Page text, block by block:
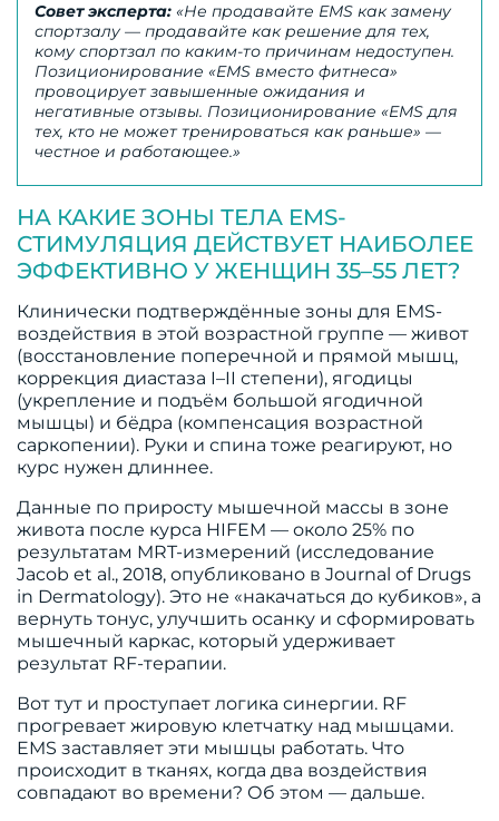
Совет эксперта: «Не продавайте EMS как замену
спортзалу — продавайте как решение для тех,
кому спортзал по каким-то причинам недоступен.
Позиционирование «EMS вместо фитнеса»
провоцирует завышенные ожидания и
негативные отзывы. Позиционирование «EMS для
тех, кто не может тренироваться как раньше» —
честное и работающее.»
НА КАКИЕ ЗОНЫ ТЕЛА EMS-
СТИМУЛЯЦИЯ ДЕЙСТВУЕТ НАИБОЛЕЕ
ЭФФЕКТИВНО У ЖЕНЩИН 35–55 ЛЕТ?
Клинически подтверждённые зоны для EMS-
воздействия в этой возрастной группе — живот
(восстановление поперечной и прямой мышц,
коррекция диастаза I–II степени), ягодицы
(укрепление и подъём большой ягодичной
мышцы) и бёдра (компенсация возрастной
саркопении). Руки и спина тоже реагируют, но
курс нужен длиннее.
Данные по приросту мышечной массы в зоне
живота после курса HIFEM — около 25% по
результатам MRT-измерений (исследование
Jacob et al., 2018, опубликовано в Journal of Drugs
in Dermatology). Это не «накачаться до кубиков», а
вернуть тонус, улучшить осанку и сформировать
мышечный каркас, который удерживает
результат RF-терапии.
Вот тут и проступает логика синергии. RF
прогревает жировую клетчатку над мышцами.
EMS заставляет эти мышцы работать. Что
происходит в тканях, когда два воздействия
совпадают во времени? Об этом — дальше.